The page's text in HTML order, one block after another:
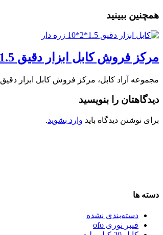
همچنین ببینید
مرکز فروش کابل ابزار دقیق 1.5*2*10 زره دار
مجموعه آراد کابل، مرکز فروش کابل ابزار دقیق 1.5*2*10 زره دار با بهترین قیمت در …
دیدگاهتان را بنویسید
برای نوشتن دیدگاه باید وارد بشوید.
دسته ها
دسته‌بندی نشده
فیبر نوری ofo